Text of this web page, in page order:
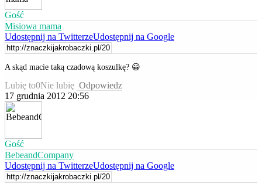
Gość
Misiowa mama
Udostępnij na TwitterzeUdostępnij na Google
A skąd macie taką czadową koszulkę? 😀
Lubię to0Nie lubię Odpowiedz
17 grudnia 2012 20:56
Gość
BebeandCompany
Udostępnij na TwitterzeUdostępnij na Google